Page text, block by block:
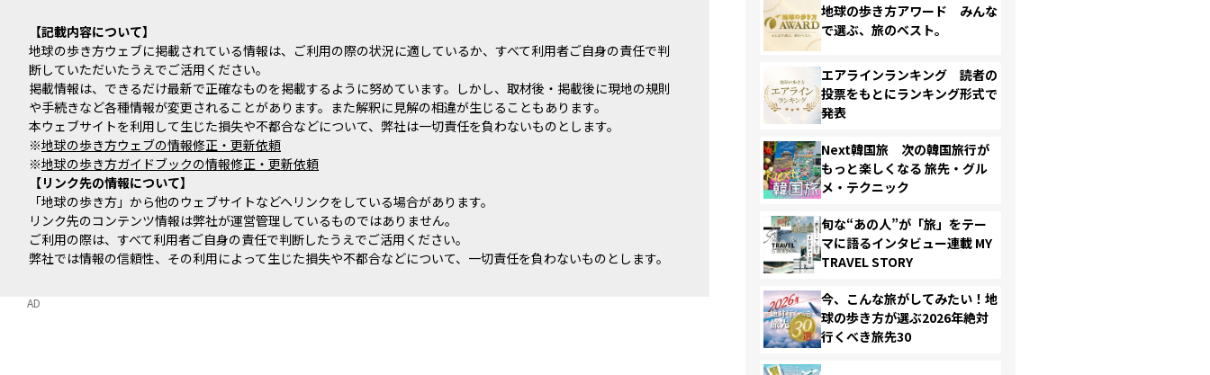
記載内容について
地球の歩き方ウェブに掲載されている情報は、ご利用の際の状況に適しているか、すべて利用者ご自身の責任で判
断していただいたうえでご活用ください。
掲載情報は、できるだけ最新で正確なものを掲載するように努めています。しかし、取材後・掲載後に現地の規則
や手続きなど各種情報が変更されることがあります。また解釈に見解の相違が生じることもあります。
本ウェブサイトを利用して生じた損失や不都合などについて、弊社は一切責任を負わないものとします。
※地球の歩き方ウェブの情報修正・更新依頼
※地球の歩き方ガイドブックの情報修正・更新依頼
リンク先の情報について
「地球の歩き方」から他のウェブサイトなどへリンクをしている場合があります。
リンク先のコンテンツ情報は弊社が運営管理しているものではありません。
ご利用の際は、すべて利用者ご自身の責任で判断したうえでご活用ください。
弊社では情報の信頼性、その利用によって生じた損失や不都合などについて、一切責任を負わないものとします。
AD
地球の歩き方アワード みんな
で選ぶ、旅のベスト。
エアラインランキング 読者の
投票をもとにランキング形式で
発表
Next韓国旅 次の韓国旅行が
もっと楽しくなる 旅先・グル
メ・テクニック
旬な“あの人”が「旅」をテー
マに語るインタビュー連載 MY
TRAVEL STORY
今、こんな旅がしてみたい！地
球の歩き方が選ぶ2026年絶対
行くべき旅先30